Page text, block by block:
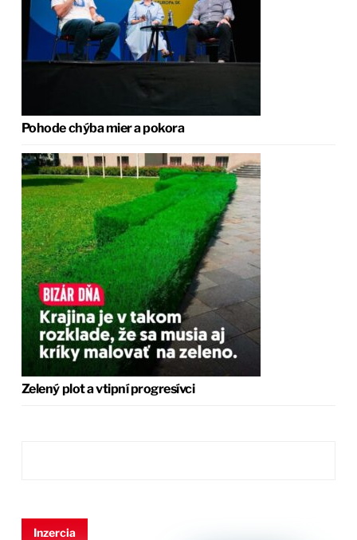
Pohode chýba mier a pokora
Zelený plot a vtipní progresívci
Inzercia